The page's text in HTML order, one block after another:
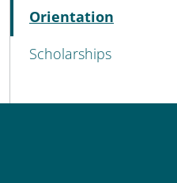
Orientation
Active
Scholarships